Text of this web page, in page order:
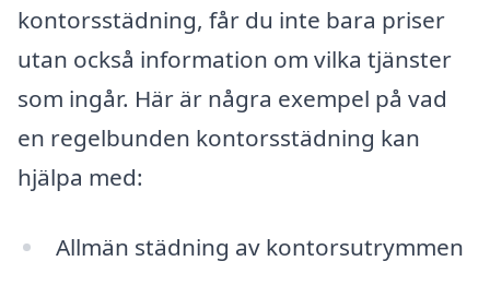
kontorsstädning, får du inte bara priser
utan också information om vilka tjänster
som ingår. Här är några exempel på vad
en regelbunden kontorsstädning kan
hjälpa med:
Allmän städning av kontorsutrymmen